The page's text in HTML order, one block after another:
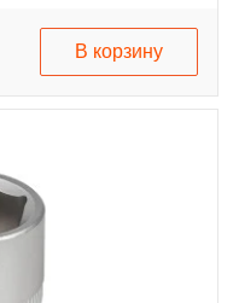
В корзину